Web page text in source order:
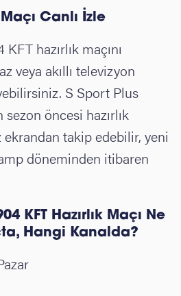
Canlı İzle
hazırlık maçını
veya akıllı televizyon
S Sport Plus
sezon öncesi hazırlık
ekrandan takip edebilir, yeni
döneminden itibaren
KFT Hazırlık Maçı Ne
Hangi Kanalda?